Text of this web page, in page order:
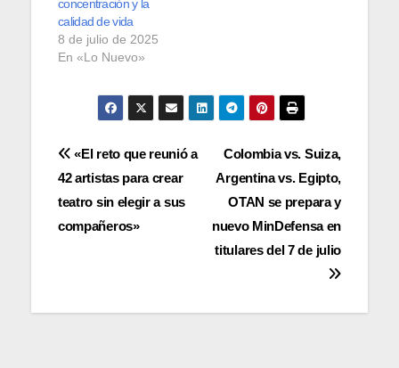
concentración y la
calidad de vida
8 de julio de 2025
En «Lo Nuevo»
Navegación
de
entradas
Colombia vs. Suiza,
Argentina vs. Egipto,
OTAN se prepara y
nuevo MinDefensa en
titulares del 7 de julio
«El reto que reunió a
42 artistas para crear
teatro sin elegir a sus
compañeros»